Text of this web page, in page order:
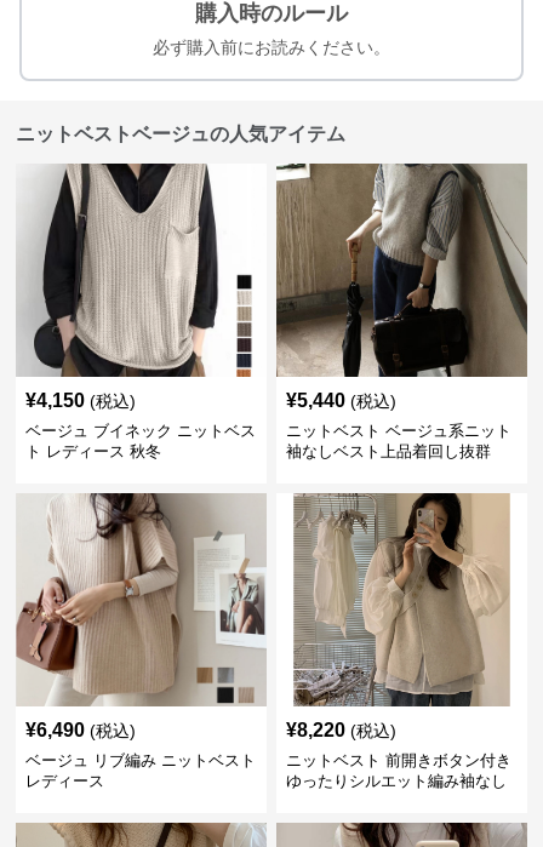
購入時のルール
必ず購入前にお読みください。
ニットベストベージュの人気アイテム
¥4,150 (税込)
ベージュ ブイネック ニットベス
ト レディース 秋冬
¥5,440 (税込)
ニットベスト ベージュ系ニット
袖なしベスト上品着回し抜群
¥6,490 (税込)
ベージュ リブ編み ニットベスト
レディース
¥8,220 (税込)
ニットベスト 前開きボタン付き
ゆったりシルエット編み袖なし